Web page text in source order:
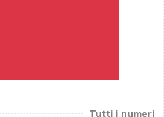
Tutti i numeri